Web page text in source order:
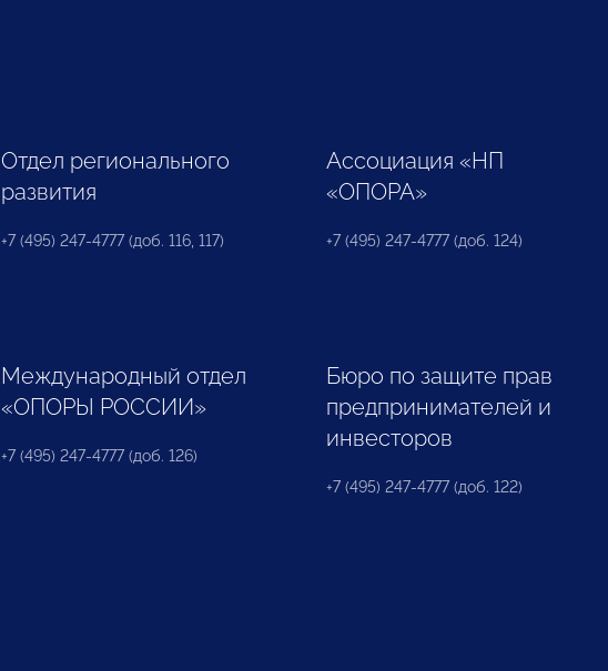
Отдел регионального
развития
+7 (495) 247-4777 (доб. 116, 117)
Ассоциация «НП
«ОПОРА»
+7 (495) 247-4777 (доб. 124)
Международный отдел
«ОПОРЫ РОССИИ»
+7 (495) 247-4777 (доб. 126)
Бюро по защите прав
предпринимателей и
инвесторов
+7 (495) 247-4777 (доб. 122)